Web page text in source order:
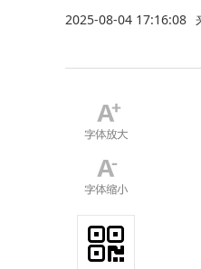
2025-08-04 17:16:08